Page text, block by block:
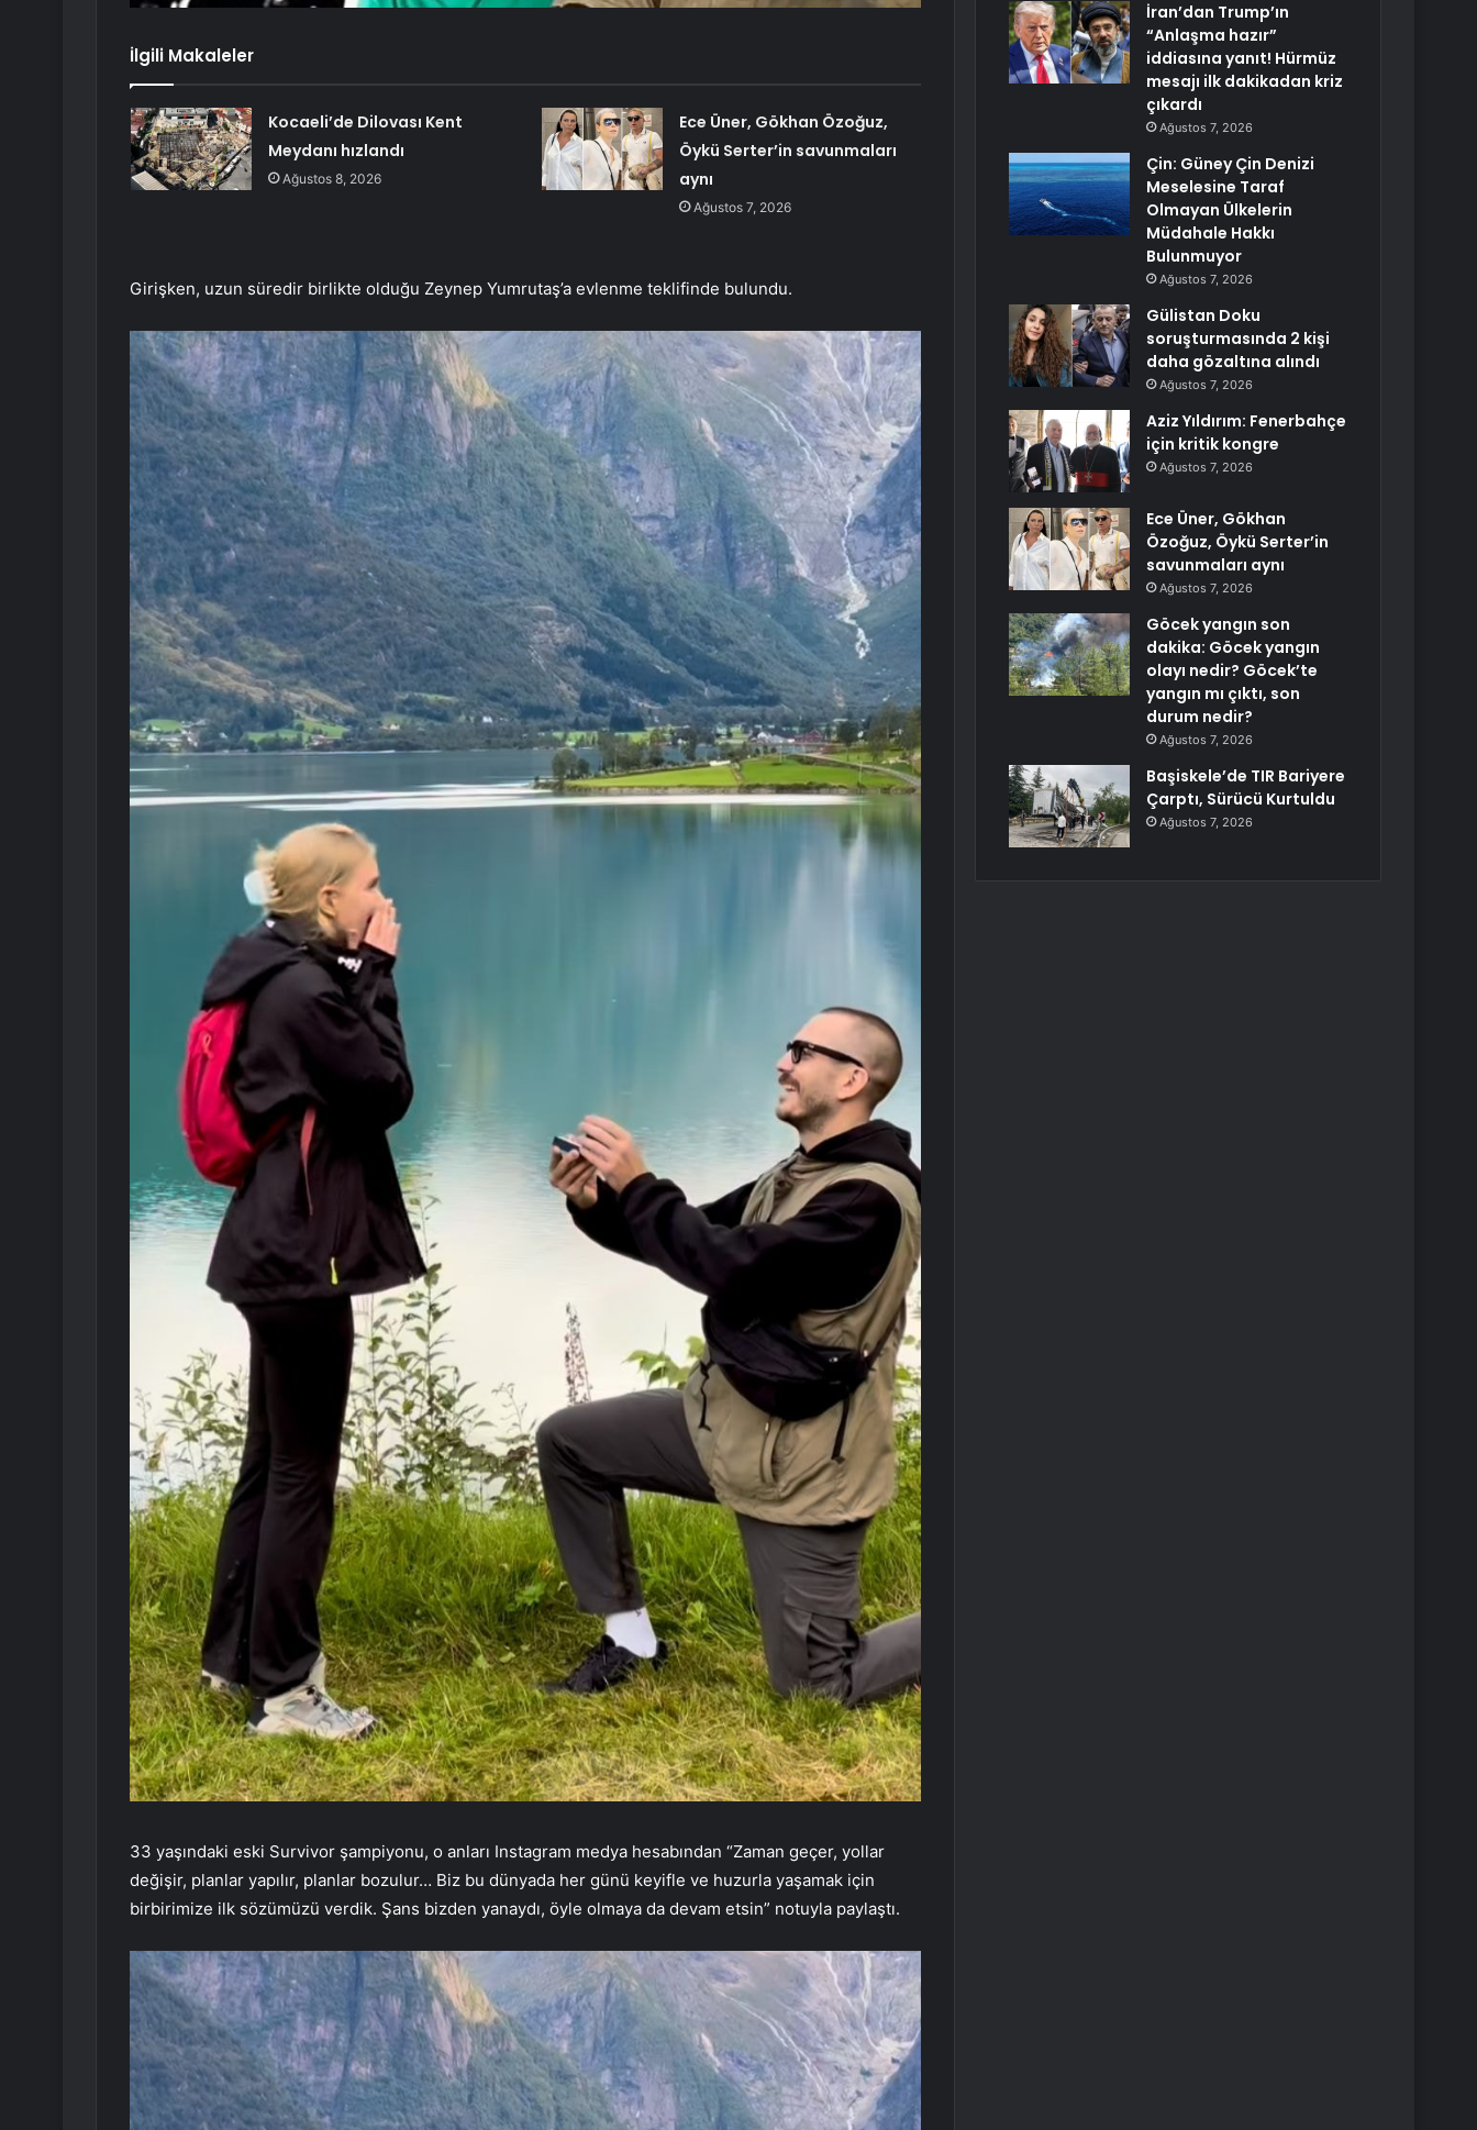
İlgili Makaleler
Kocaeli’de Dilovası Kent
Meydanı hızlandı
Ağustos 8, 2026
Ece Üner, Gökhan Özoğuz,
Öykü Serter’in savunmaları
aynı
Ağustos 7, 2026
Girişken, uzun süredir birlikte olduğu Zeynep Yumrutaş’a evlenme teklifinde bulundu.
33 yaşındaki eski Survivor şampiyonu, o anları Instagram medya hesabından “Zaman geçer, yollar
değişir, planlar yapılır, planlar bozulur… Biz bu dünyada her günü keyifle ve huzurla yaşamak için
birbirimize ilk sözümüzü verdik. Şans bizden yanaydı, öyle olmaya da devam etsin” notuyla paylaştı.
İran’dan Trump’ın
“Anlaşma hazır”
iddiasına yanıt! Hürmüz
mesajı ilk dakikadan kriz
çıkardı
Ağustos 7, 2026
Çin: Güney Çin Denizi
Meselesine Taraf
Olmayan Ülkelerin
Müdahale Hakkı
Bulunmuyor
Ağustos 7, 2026
Gülistan Doku
soruşturmasında 2 kişi
daha gözaltına alındı
Ağustos 7, 2026
Aziz Yıldırım: Fenerbahçe
için kritik kongre
Ağustos 7, 2026
Ece Üner, Gökhan
Özoğuz, Öykü Serter’in
savunmaları aynı
Ağustos 7, 2026
Göcek yangın son
dakika: Göcek yangın
olayı nedir? Göcek’te
yangın mı çıktı, son
durum nedir?
Ağustos 7, 2026
Başiskele’de TIR Bariyere
Çarptı, Sürücü Kurtuldu
Ağustos 7, 2026